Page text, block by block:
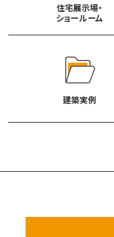
住宅展示場・
ショールーム
建築実例